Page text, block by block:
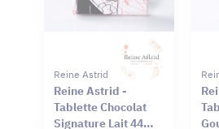
Reine Astrid
Reine Astrid -
Tablette Chocolat
Signature Lait 44%